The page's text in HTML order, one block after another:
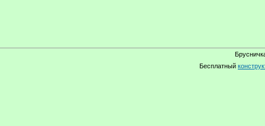
Бесплатный